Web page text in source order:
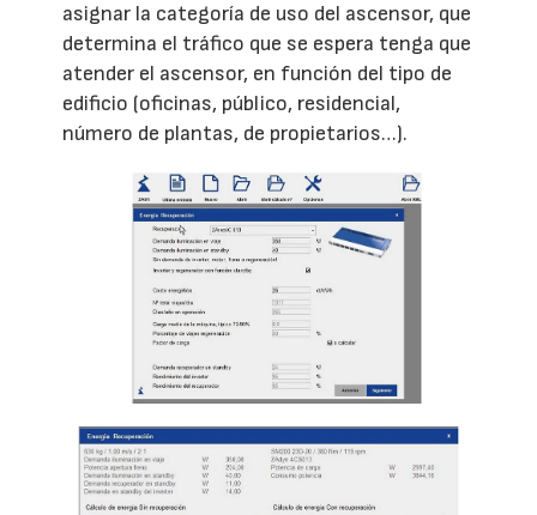
asignar la categoría de uso del ascensor, que
determina el tráfico que se espera tenga que
atender el ascensor, en función del tipo de
edificio (oficinas, público, residencial,
número de plantas, de propietarios…).